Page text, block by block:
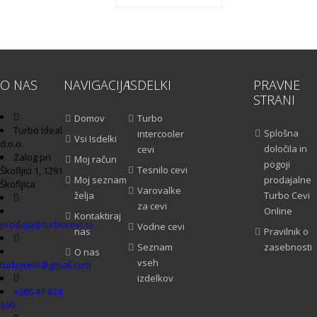
O NAS
Turbo Ideal
d.o.o.
Zalog pri
Škofljici 1, 1291
Škofljica
prodaja@turbocevi.si
turbocevi@gmail.com
+386 41 624
390
NAVIGACIJA
Domov
Vsi Isdelki
Moj račun
Moj seznam
želja
Kontaktiraj
nas
O nas
ISDELKI
Turbo
intercooler
cevi
Tesnilo cevi
Varovalke
za cevi
Vodne cevi
Seznam
vseh
izdelkov
PRAVNE
STRANI
Splošna
določila in
pogoji
prodajalne
Turbo Cevi
Online
Pravilnik o
zasebnosti